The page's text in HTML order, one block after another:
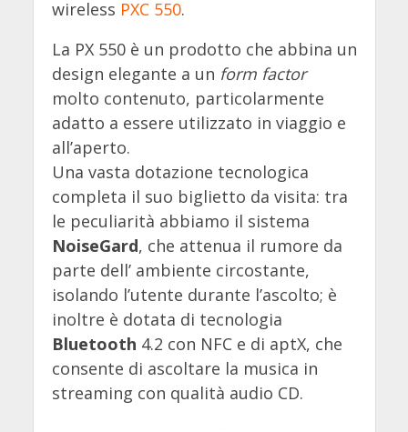
wireless PXC 550.
La PX 550 è un prodotto che abbina un
design elegante a un form factor
molto contenuto, particolarmente
adatto a essere utilizzato in viaggio e
all’aperto.
Una vasta dotazione tecnologica
completa il suo biglietto da visita: tra
le peculiarità abbiamo il sistema
NoiseGard, che attenua il rumore da
parte dell’ ambiente circostante,
isolando l’utente durante l’ascolto; è
inoltre è dotata di tecnologia
Bluetooth 4.2 con NFC e di aptX, che
consente di ascoltare la musica in
streaming con qualità audio CD.